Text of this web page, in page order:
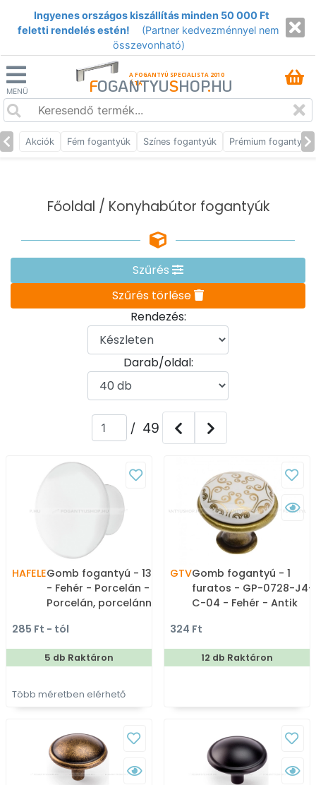
Ingyenes országos kiszállítás minden 50 000 Ft
feletti rendelés estén!
(Partner kedvezménnyel nem
összevonható)
MENÜ
A FOGANTYÚ SPECIALISTA 2010
ÓTA
FOGANTYUSHOP.HU
Akciók Fém fogantyúk Színes fogantyúk Prémium fogantyúk
Főoldal / Konyhabútor fogantyúk
Szűrés
Szűrés törlése
Rendezés:
Darab/oldal:
/ 49
HAFELEGomb fogantyú - 130.08
- Fehér - Porcelán -
Porcelán, porcelánnal
gombfogantyú
285 Ft - tól
5 db Raktáron
Több méretben elérhető
GTVGomb fogantyú - 1
furatos - GP-0728-J4-
C-04 - Fehér - Antik
fém ötvözet -
Porcelán, porcelánnal
kombinált antikolt fém
324 Ft
12 db Raktáron